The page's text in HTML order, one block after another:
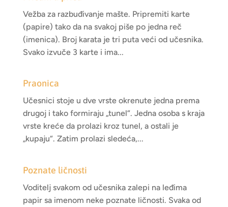
Vežba za razbuđivanje mašte. Pripremiti karte
(papire) tako da na svakoj piše po jedna reč
(imenica). Broj karata je tri puta veći od učesnika.
Svako izvuče 3 karte i ima...
Praonica
Učesnici stoje u dve vrste okrenute jedna prema
drugoj i tako formiraju „tunel“. Jedna osoba s kraja
vrste kreće da prolazi kroz tunel, a ostali je
„kupaju“. Zatim prolazi sledeća,...
Poznate ličnosti
Voditelj svakom od učesnika zalepi na leđima
papir sa imenom neke poznate ličnosti. Svaka od